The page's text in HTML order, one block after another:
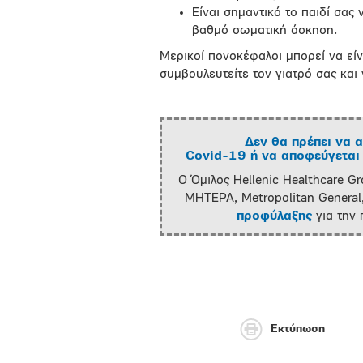
Είναι σημαντικό το παιδί
βαθμό σωματική άσκηση.
Μερικοί πονοκέφαλοι μπορεί να
συμβουλευτείτε τον γιατρό σας
Δεν θα πρέπει να
Covid-19 ή να αποφεύγεται
Ο Όμιλος Hellenic Healthcare
ΜΗΤΕΡΑ, Metropolitan
προφύλαξης για
Εκτύπωση